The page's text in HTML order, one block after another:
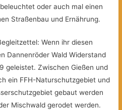
oder auch mal einen
Straßenbau und Ernährung.
Wenn ihr diesen
Dannenröder Wald Widerstand
geleistet. Zwischen Gießen und
ein FFH-Naturschutzgebiet und
gebaut werden
Mischwald gerodet werden.